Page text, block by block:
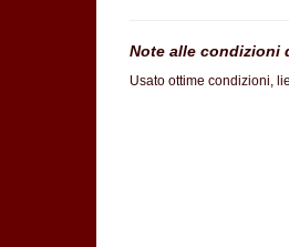
Note alle condizioni
Usato ottime condizioni,